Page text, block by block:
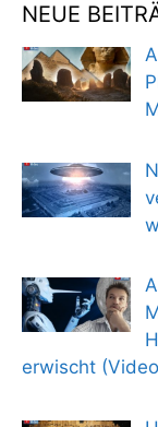
NEUE
erwischt